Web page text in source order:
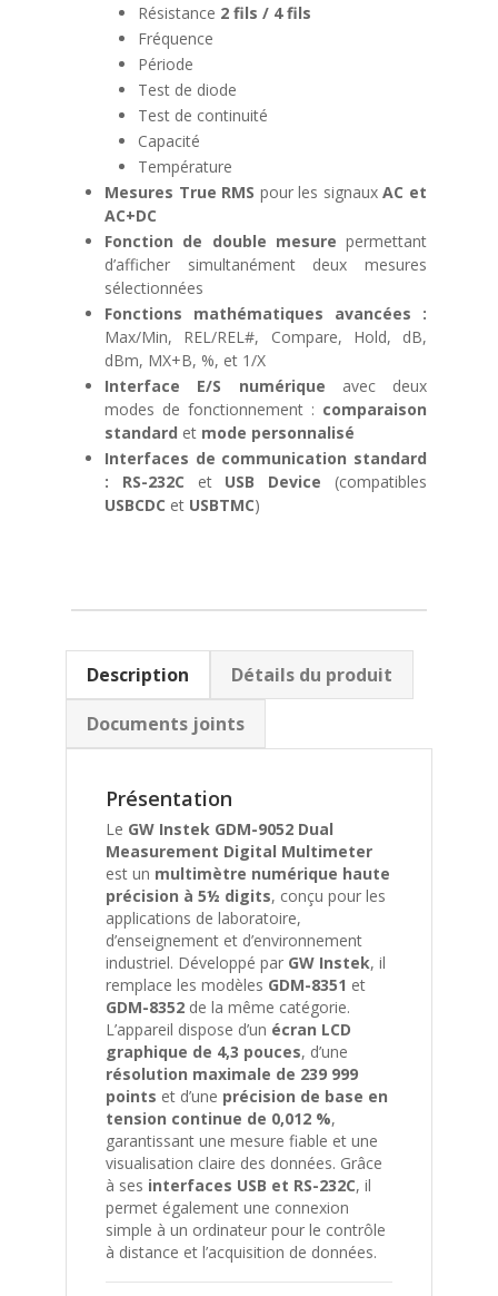
Résistance 2 fils / 4 fils
Fréquence
Période
Test de diode
Test de continuité
Capacité
Température
Mesures True RMS pour les signauxAC et
AC+DC
Fonction de double mesure permettant
d’afficher simultanément deux mesures
sélectionnées
Fonctions mathématiques avancées :
Max/Min, REL/REL#, Compare, Hold, dB,
dBm, MX+B, %, et 1/X
Interface E/S numérique avec deux
modes de fonctionnement : comparaison
standard et mode personnalisé
Interfaces de communication standard
:
RS-232C et USB Device (compatibles
USBCDC et USBTMC)
Description
Détails du produit
Documents joints
Présentation
Le GW Instek GDM-9052 Dual
Measurement Digital Multimeter
est un multimètre numérique haute
précision à 5½ digits, conçu pour les
applications de laboratoire,
d’enseignement et d’environnement
industriel. Développé par GW Instek, il
remplace les modèles GDM-8351 et
GDM-8352 de la même catégorie.
L’appareil dispose d’un écran LCD
graphique de 4,3 pouces, d’une
résolution maximale de 239 999
points et d’une précision de base en
tension continue de 0,012 %,
garantissant une mesure fiable et une
visualisation claire des données. Grâce
à ses interfaces USB et RS-232C, il
permet également une connexion
simple à un ordinateur pour le contrôle
à distance et l’acquisition de données.